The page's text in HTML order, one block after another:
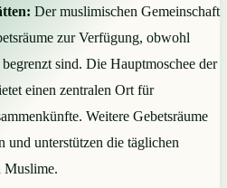
Der muslimischen Gemeinschaft
zur Verfügung, obwohl
sind. Die Hauptmoschee der
einen zentralen Ort für
Weitere Gebetsräume
und unterstützen die täglichen
Muslime.